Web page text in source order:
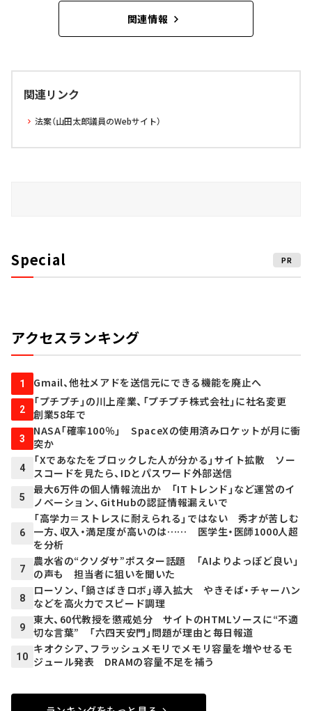
関連情報
関連リンク
法案（山田太郎議員のWebサイト）
Special PR
アクセスランキング
1 Gmail、他社メアドを送信元にできる機能を廃止へ
2
「プチプチ」の川上産業、「プチプチ株式会社」に社名変更
創業58年で
3
NASA「確率100％」 SpaceXの使用済みロケットが月に衝
突か
4
「Xであなたをブロックした人が分かる」サイト拡散 ソー
スコードを見たら、IDとパスワード外部送信
5
最大6万件の個人情報流出か 「ITトレンド」など運営のイ
ノベーション、GitHubの認証情報漏えいで
6
「高学力＝ストレスに耐えられる」ではない 秀才が苦しむ
一方、収入・満足度が高いのは…… 医学生・医師1000人超
を分析
7
農水省の“クソダサ”ポスター話題 「AIよりよっぽど良い」
の声も 担当者に狙いを聞いた
8
ローソン、「鍋さばきロボ」導入拡大 やきそば・チャーハン
などを高火力でスピード調理
9
東大、60代教授を懲戒処分 サイトのHTMLソースに“不適
切な言葉” 「六四天安門」問題が理由と毎日報道
10
キオクシア、フラッシュメモリでメモリ容量を増やせるモ
ジュール発表 DRAMの容量不足を補う